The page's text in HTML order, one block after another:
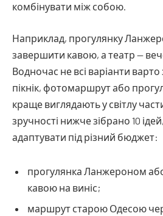
комбінувати між собою.
Наприклад, прогулянку
завершити кавою, а театр —
Водночас не всі варіанти
пікнік, фотомаршрут або
краще виглядають у світлу
зручності нижче зібрано 10
адаптувати під різний бюджет:
прогулянка Ланжероном
кавою на виніс;
маршрут старою Одесою